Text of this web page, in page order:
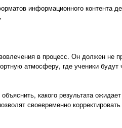
информационного контента
в процесс. Он должен не
атмосферу, где ученики будут
какого результата
своевременно